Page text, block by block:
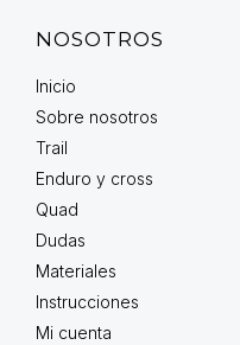
NOSOTROS
Inicio
Sobre nosotros
Trail
Enduro y cross
Quad
Dudas
Materiales
Instrucciones
Mi cuenta